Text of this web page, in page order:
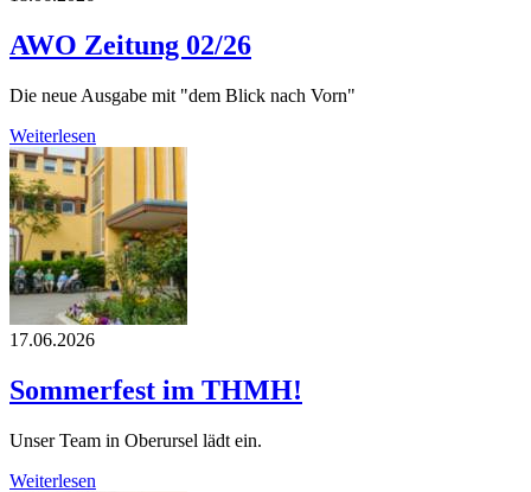
AWO Zeitung 02/26
Die neue Ausgabe mit "dem Blick nach Vorn"
Weiterlesen
17.06.2026
Sommerfest im THMH!
Unser Team in Oberursel lädt ein.
Weiterlesen